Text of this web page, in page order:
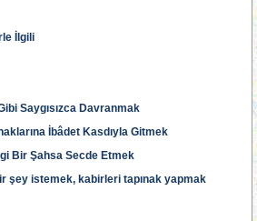
İlgili
Saygısızca Davranmak
İbâdet Kasdıyla Gitmek
Bir Şahsa Secde Etmek
şey istemek, kabirleri tapınak yapmak